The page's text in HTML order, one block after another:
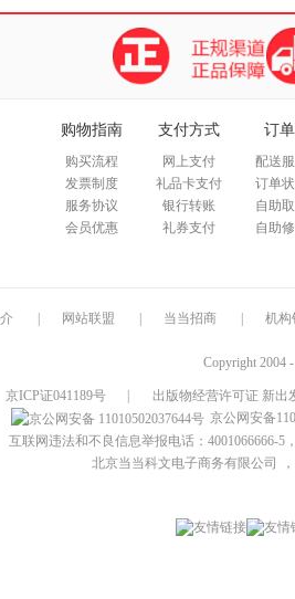
购物指南
购买流程
发票制度
服务协议
会员优惠
支付方式
网上支付
礼品卡支付
银行转账
礼券支付
订
配送
订单
自助
自助
网站联盟 当当招商 机构
Copyright 2004
京ICP证041189号
出版物经营许可证 新出
京公网安备
互联网违法和不良信息举报电话：4001066666-5
北京当当科文电子商务有限公司